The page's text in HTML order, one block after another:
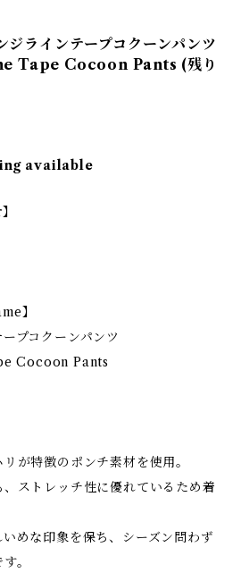
ラインテープコクーンパンツ
Tape Cocoon Pants (残り
available
】
プコクーンパンツ
Cocoon Pants
が特徴のポンチ素材を使用。
ストレッチ性に優れているため着
めな印象を保ち、シーズン問わず
。